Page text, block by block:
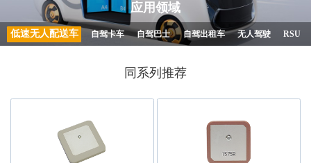
应用领域
低速无人配送车 自驾卡车 自驾巴士 自驾出租车 无人驾驶 RSU
同系列推荐